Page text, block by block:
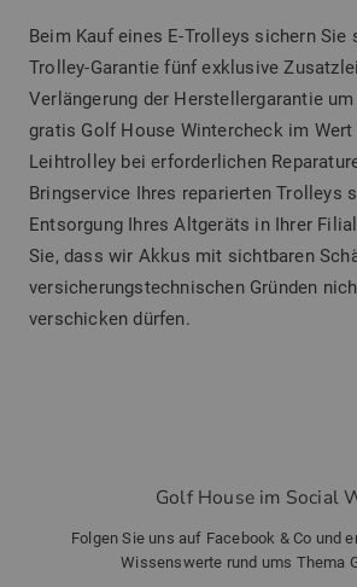
Beim Kauf eines E-Trolleys sichern Sie
Trolley-Garantie fünf exklusive
Verlängerung der Herstellergarantie
gratis Golf House Wintercheck im Wert
Leihtrolley bei erforderlichen
Bringservice Ihres reparierten Trolleys
Entsorgung Ihres Altgeräts in Ihrer
Sie, dass wir Akkus mit sichtbaren
versicherungstechnischen Gründen
verschicken dürfen.
Golf House im Social
Folgen Sie uns auf Facebook & Co und
Wissenswerte rund ums Thema